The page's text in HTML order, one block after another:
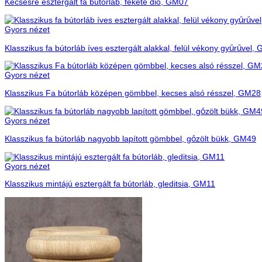
Gyors nézet
Klasszikus fa bútorláb íves esztergált alakkal, felül vékony gyűrűvel,
Gyors nézet
Klasszikus Fa bútorláb középen gömbbel, kecses alsó résszel, GM28
Gyors nézet
Klasszikus fa bútorláb nagyobb lapított gömbbel, gőzölt bükk, GM49
Gyors nézet
Klasszikus mintájú esztergált fa bútorláb, gleditsia, GM11